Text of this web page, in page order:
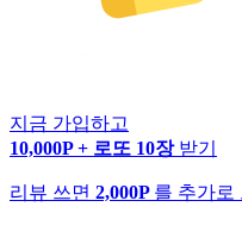
지금 가입하고
10,000P + 로또 10장 받기
리뷰 쓰면 2,000P 를 추가로